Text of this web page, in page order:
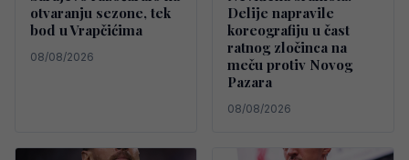
otvaranju sezone, tek
bod u Vrapčićima
08/08/2026
Delije napravile
koreografiju u čast
ratnog zločinca na
meču protiv Novog
Pazara
08/08/2026